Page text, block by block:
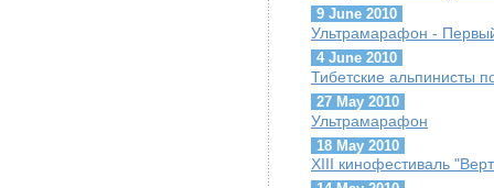
9 June 2010
Ультрамарафон -
4 June 2010
Тибетские альпинисты
27 May 2010
Ультрамарафон
18 May 2010
XIII кинофестиваль